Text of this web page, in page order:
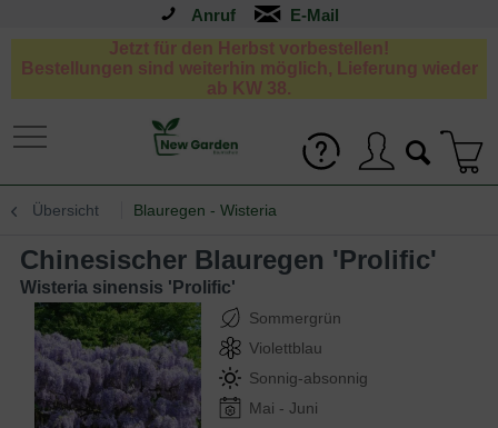
Anruf
Jetzt für den Herbst vorbestellen!
Bestellungen sind weiterhin möglich, Lieferung wieder
ab KW 38.
Übersicht Blauregen - Wisteria
Chinesischer Blauregen 'Prolific'
Wisteria sinensis 'Prolific'
Sommergrün
Violettblau
Sonnig-absonnig
Mai - Juni